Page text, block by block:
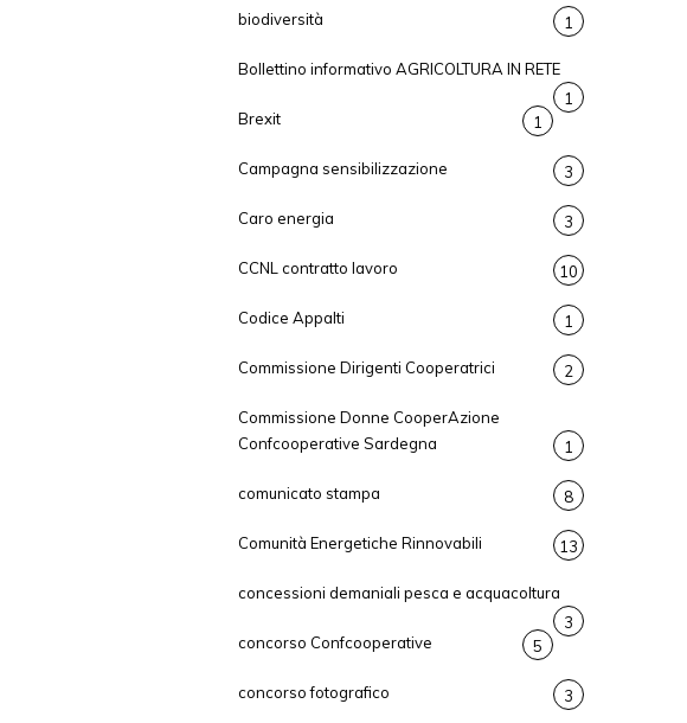
biodiversità 1
Bollettino informativo AGRICOLTURA IN RETE
1
Brexit
1
Campagna sensibilizzazione 3
Caro energia 3
CCNL contratto lavoro 10
Codice Appalti 1
Commissione Dirigenti Cooperatrici 2
Commissione Donne CooperAzione
Confcooperative Sardegna
1
comunicato stampa 8
Comunità Energetiche Rinnovabili 13
concessioni demaniali pesca e acquacoltura
3
concorso Confcooperative
5
concorso fotografico 3